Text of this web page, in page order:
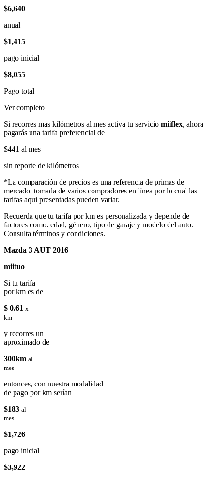
$6,640
anual
$1,415
pago inicial
$8,055
Pago total
Ver completo
Si recorres más kilómetros al mes activa tu servicio miiflex, ahora
pagarás una tarifa preferencial de
$441 al mes
sin reporte de kilómetros
*La comparación de precios es una referencia de primas de
mercado, tomada de varios compradores en línea por lo cual las
tarifas aqui presentadas pueden variar.
Recuerda que tu tarifa por km es personalizada y depende de
factores como: edad, género, tipo de garaje y modelo del auto.
Consulta términos y condiciones.
Mazda 3 AUT 2016
miituo
Si tu tarifa
por km es de
$ 0.61 x
km
y recorres un
aproximado de
300km al
mes
entonces, con nuestra modalidad
de pago por km serían
$183 al
mes
$1,726
pago inicial
$3,922